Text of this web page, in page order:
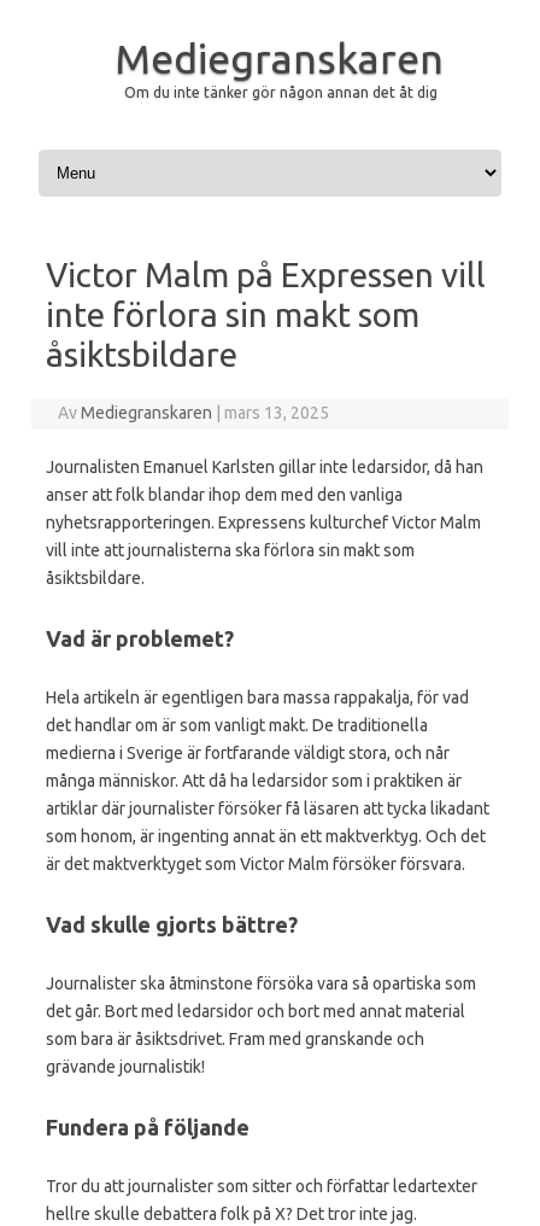
Mediegranskaren
Om du inte tänker gör någon annan det åt dig
Hoppa till innehåll
Victor Malm på Expressen vill
inte förlora sin makt som
åsiktsbildare
AvMediegranskaren mars 13, 2025
Journalisten Emanuel Karlsten gillar inte ledarsidor, då han
anser att folk blandar ihop dem med den vanliga
nyhetsrapporteringen. Expressens kulturchef Victor Malm
vill inte att journalisterna ska förlora sin makt som
åsiktsbildare.
Vad är problemet?
Hela artikeln är egentligen bara massa rappakalja, för vad
det handlar om är som vanligt makt. De traditionella
medierna i Sverige är fortfarande väldigt stora, och når
många människor. Att då ha ledarsidor som i praktiken är
artiklar där journalister försöker få läsaren att tycka likadant
som honom, är ingenting annat än ett maktverktyg. Och det
är det maktverktyget som Victor Malm försöker försvara.
Vad skulle gjorts bättre?
Journalister ska åtminstone försöka vara så opartiska som
det går. Bort med ledarsidor och bort med annat material
som bara är åsiktsdrivet. Fram med granskande och
grävande journalistik!
Fundera på följande
Tror du att journalister som sitter och författar ledartexter
hellre skulle debattera folk på X? Det tror inte jag.